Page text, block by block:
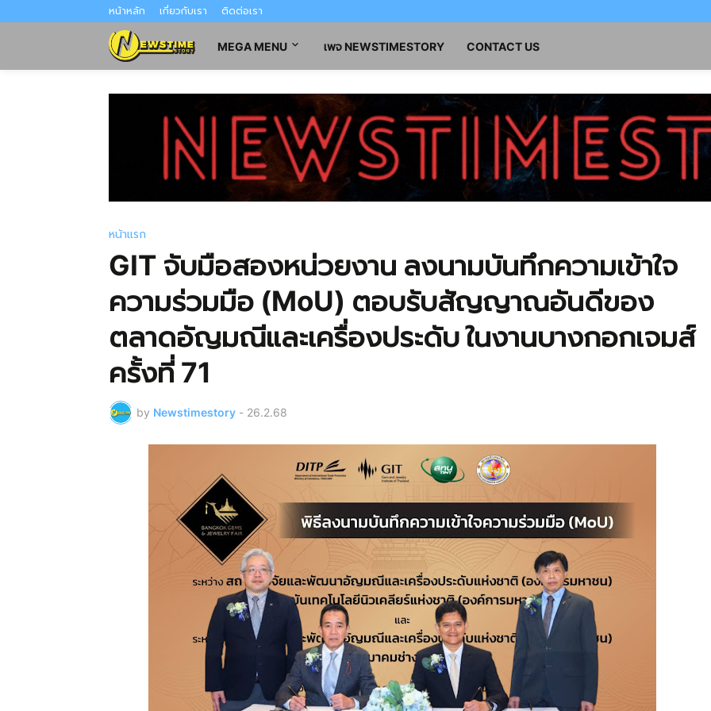
หน้าหลัก เกี่ยวกับเรา ติดต่อเรา
MEGA MENU เพจ NEWSTIMESTORY CONTACT US
หน้าแรก
GIT จับมือสองหน่วยงาน ลงนามบันทึกความเข้าใจ
ความร่วมมือ (MoU) ตอบรับสัญญาณอันดีของ
ตลาดอัญมณีและเครื่องประดับ ในงานบางกอกเจมส์
ครั้งที่ 71
by Newstimestory - 26.2.68